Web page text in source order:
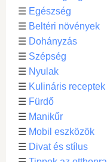
☰ Egészség
☰ Beltéri növények
☰ Dohányzás
☰ Szépség
☰ Nyulak
☰ Kulináris receptek
☰ Fürdő
☰ Manikűr
☰ Mobil eszközök
☰ Divat és stílus